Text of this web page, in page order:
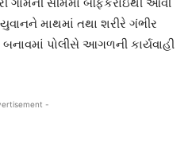
ગામની સીમમાં બેફિકરાઇથી આવી
માથમાં તથા શરીરે ગંભીર
પોલીસે આગળની કાર્યવાહી
-